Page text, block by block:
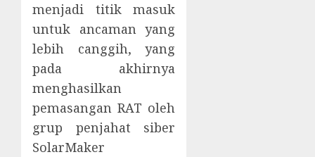
menjadi titik masuk
untuk ancaman yang
lebih canggih, yang
pada akhirnya
menghasilkan
pemasangan RAT oleh
grup penjahat siber
SolarMaker